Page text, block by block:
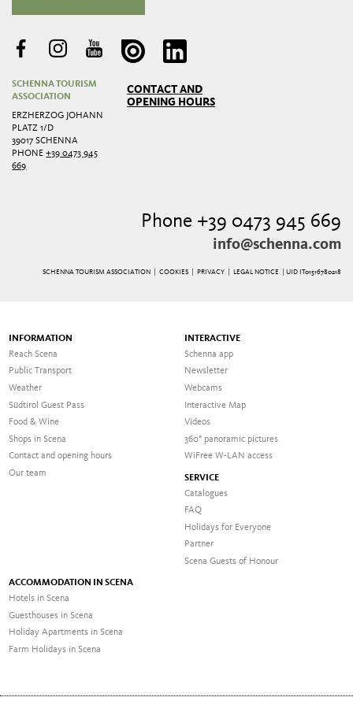
SCHENNA TOURISM
ASSOCIATION
ERZHERZOG JOHANN
PLATZ 1/D
39017 SCHENNA
PHONE+39 0473 945
669
CONTACT AND
OPENING HOURS
Phone +39 0473 945 669
info@schenna.com
SCHENNA TOURISM ASSOCIATION | COOKIES| PRIVACY| LEGAL NOTICE | UID IT01516780218
INFORMATION
Reach Scena
Public Transport
Weather
Südtirol Guest Pass
Food & Wine
Shops in Scena
Contact and opening hours
Our team
INTERACTIVE
Schenna app
Newsletter
Webcams
Interactive Map
Videos
360° panoramic pictures
WiFree W-LAN access
SERVICE
Catalogues
FAQ
Holidays for Everyone
Partner
Scena Guests of Honour
ACCOMMODATION IN SCENA
Hotels in Scena
Guesthouses in Scena
Holiday Apartments in Scena
Farm Holidays in Scena